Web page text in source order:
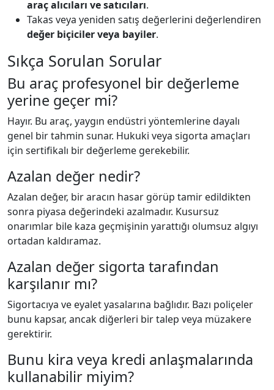
araç alıcıları ve satıcıları.
Takas veya yeniden satış değerlerini değerlendiren
değer biçiciler veya bayiler.
Sıkça Sorulan Sorular
Bu araç profesyonel bir değerleme
yerine geçer mi?
Hayır. Bu araç, yaygın endüstri yöntemlerine dayalı
genel bir tahmin sunar. Hukuki veya sigorta amaçları
için sertifikalı bir değerleme gerekebilir.
Azalan değer nedir?
Azalan değer, bir aracın hasar görüp tamir edildikten
sonra piyasa değerindeki azalmadır. Kusursuz
onarımlar bile kaza geçmişinin yarattığı olumsuz algıyı
ortadan kaldıramaz.
Azalan değer sigorta tarafından
karşılanır mı?
Sigortacıya ve eyalet yasalarına bağlıdır. Bazı poliçeler
bunu kapsar, ancak diğerleri bir talep veya müzakere
gerektirir.
Bunu kira veya kredi anlaşmalarında
kullanabilir miyim?